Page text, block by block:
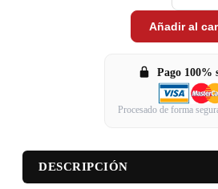
Añadir al
Pago 100%
Procesado de forma
DESCRIPCIÓN